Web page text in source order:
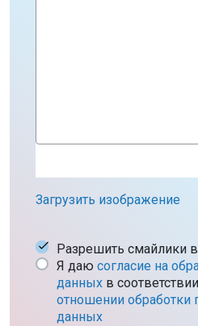
Загрузить изображение
Разрешить смайлики
Я даю согласие на
данных в
отношении обработки
данных